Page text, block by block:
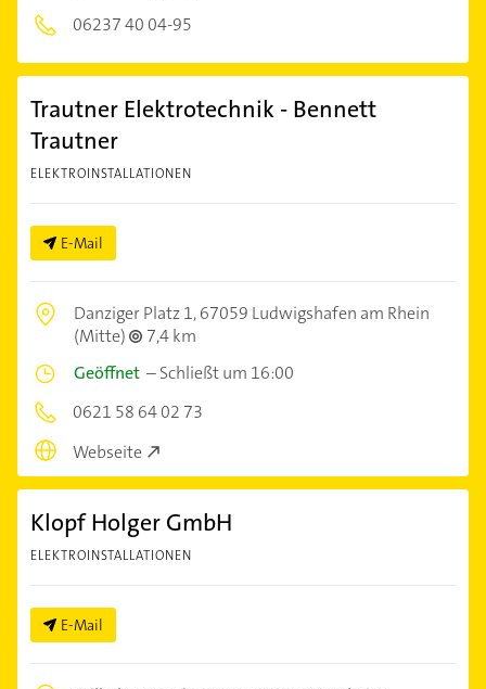
06237 40 04-95
Trautner Elektrotechnik - Bennett
Trautner
ELEKTROINSTALLATIONEN
E-Mail
Danziger Platz 1,67059 Ludwigshafen am Rhein
(Mitte)
7,4 km
Geöffnet –Schließt um 16:00
0621 58 64 02 73
Webseite
Klopf Holger GmbH
ELEKTROINSTALLATIONEN
E-Mail